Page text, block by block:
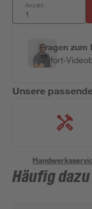
Anzahl:
Fragen zum
Sofort-
Unsere
Häufig